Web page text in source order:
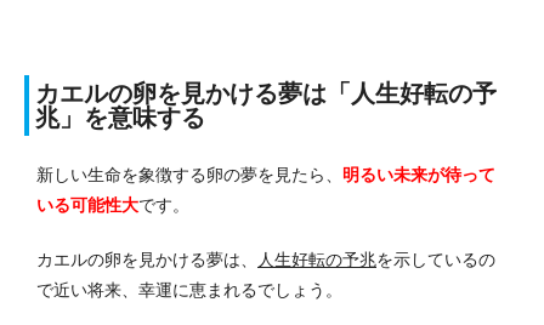
カエルの卵を見かける夢は「人生好転の予
兆」を意味する
新しい生命を象徴する卵の夢を見たら、 明るい未来が待って
いる可能性大です。
カエルの卵を見かける夢は、 人生好転の予兆を示しているの
で近い将来、幸運に恵まれるでしょう。